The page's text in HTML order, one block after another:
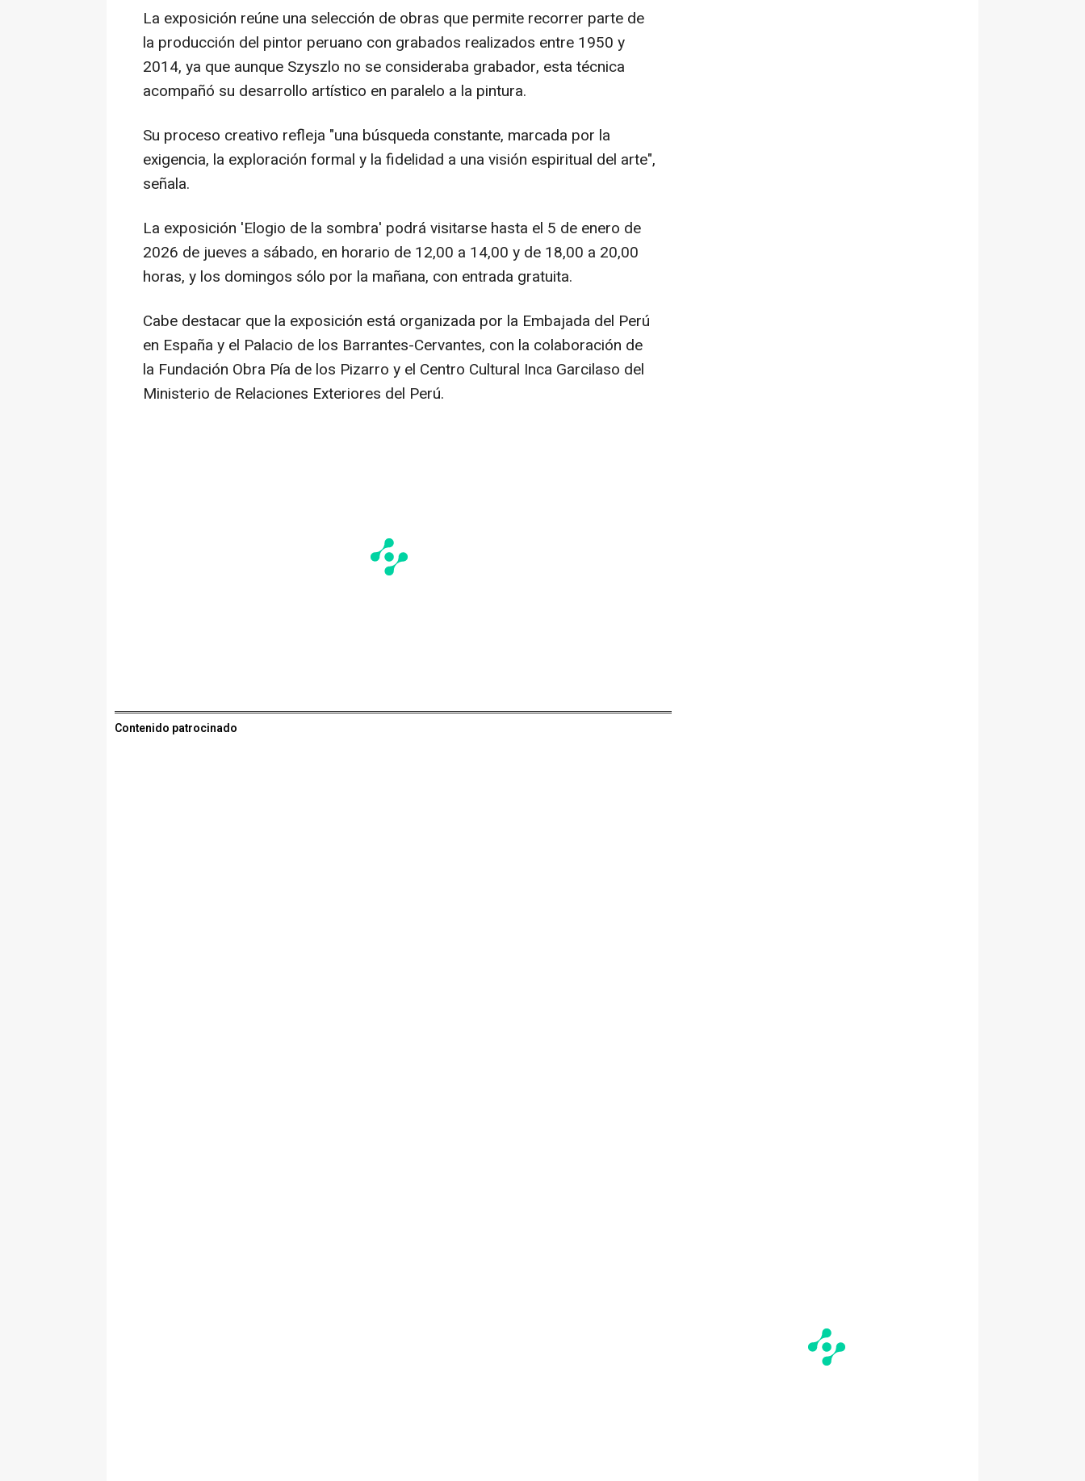
La exposición reúne una selección de obras que permite recorrer parte de
la producción del pintor peruano con grabados realizados entre 1950 y
2014, ya que aunque Szyszlo no se consideraba grabador, esta técnica
acompañó su desarrollo artístico en paralelo a la pintura.
Su proceso creativo refleja "una búsqueda constante, marcada por la
exigencia, la exploración formal y la fidelidad a una visión espiritual del arte",
señala.
La exposición 'Elogio de la sombra' podrá visitarse hasta el 5 de enero de
2026 de jueves a sábado, en horario de 12,00 a 14,00 y de 18,00 a 20,00
horas, y los domingos sólo por la mañana, con entrada gratuita.
Cabe destacar que la exposición está organizada por la Embajada del Perú
en España y el Palacio de los Barrantes-Cervantes, con la colaboración de
la Fundación Obra Pía de los Pizarro y el Centro Cultural Inca Garcilaso del
Ministerio de Relaciones Exteriores del Perú.
Contenido patrocinado